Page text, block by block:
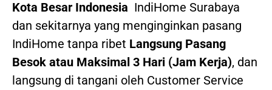
Kota Besar Indonesia IndiHome Surabaya
dan sekitarnya yang menginginkan pasang
IndiHome tanpa ribet Langsung Pasang
Besok atau Maksimal 3 Hari (Jam Kerja), dan
langsung di tangani oleh Customer Service